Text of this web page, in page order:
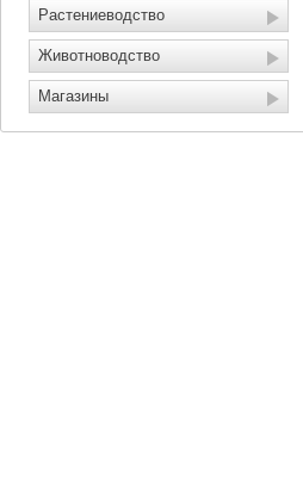
Растениеводство
Животноводство
Магазины